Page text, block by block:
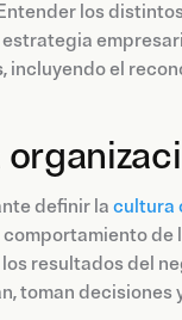
los
, incluyendo el
definir la cultura
resultados del
toman